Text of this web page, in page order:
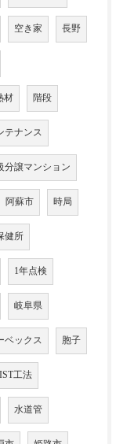
空き家 長野
材 階段
テナンス
分譲マンション
阿蘇市 時局
健所
1年点検
岐阜県
ベックス 胞子
工法
水道管